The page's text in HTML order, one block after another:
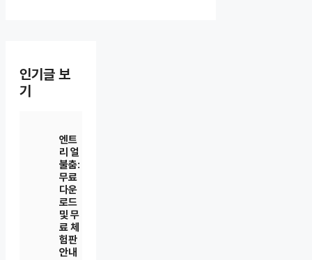
인기글 보
기
엔트
리 얼
불춤:
무료
다운
로드
및 무
료 체
험판
안내